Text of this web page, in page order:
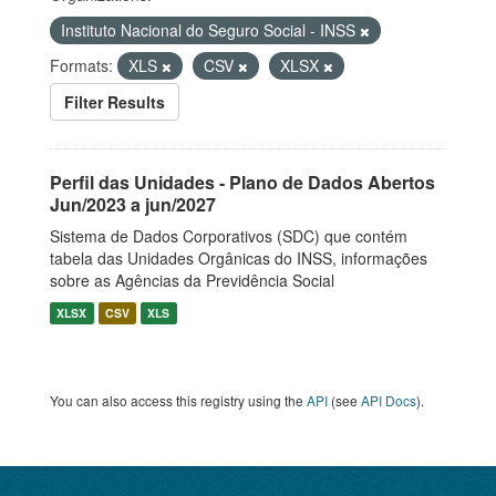
Instituto Nacional do Seguro Social - INSS
Formats:
XLS CSV
XLSX
Filter Results
Perfil das Unidades - Plano de Dados Abertos
Jun/2023 a jun/2027
Sistema de Dados Corporativos (SDC) que contém
tabela das Unidades Orgânicas do INSS, informações
sobre as Agências da Previdência Social
XLSX CSV XLS
You can also access this registry using the API (see API Docs).